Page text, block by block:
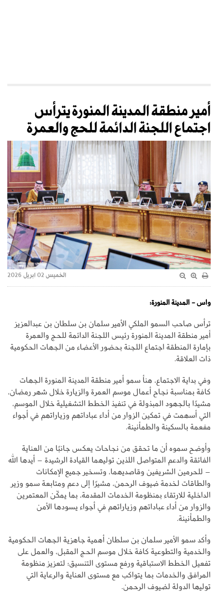
أمير منطقة المدينة المنورة يترأس
اجتماع اللجنة الدائمة للحج والعمرة
الخميس 02 ابريل 2026
واس - المدينة المنورة:
ترأس صاحب السمو الملكي الأمير سلمان بن سلطان بن عبدالعزيز
أمير منطقة المدينة المنورة رئيس اللجنة الدائمة للحج والعمرة
بإمارة المنطقة اجتماع اللجنة بحضور الأعضاء من الجهات الحكومية
ذات العلاقة.
وفي بداية الاجتماع، هنأ سمو أمير منطقة المدينة المنورة الجهات
كافة بمناسبة نجاح أعمال موسم العمرة والزيارة خلال شهر رمضان،
مشيدًا بالجهود المبذولة في تنفيذ الخطط التشغيلية خلال الموسم،
التي أسهمت في تمكين الزوار من أداء عباداتهم وزياراتهم في أجواء
مفعمة بالسكينة والطمأنينة.
وأوضح سموه أن ما تحقق من نجاحات يعكس جانبًا من العناية
الفائقة والدعم المتواصل اللذين توليهما القيادة الرشيدة – أيدها الله
– للحرمين الشريفين وقاصديهما، وتسخير جميع الإمكانات
والطاقات لخدمة ضيوف الرحمن، مشيرًا إلى دعم ومتابعة سمو وزير
الداخلية للارتقاء بمنظومة الخدمات المقدمة، بما يمكّن المعتمرين
والزوار من أداء عباداتهم وزياراتهم في أجواء يسودها الأمن
والطمأنينة.
وأكد سمو الأمير سلمان بن سلطان أهمية جاهزية الجهات الحكومية
والخدمية والتطوعية كافة خلال موسم الحج المقبل، والعمل على
تفعيل الخطط الاستباقية ورفع مستوى التنسيق؛ لتعزيز منظومة
المرافق والخدمات بما يتواكب مع مستوى العناية والرعاية التي
توليها الدولة لضيوف الرحمن.